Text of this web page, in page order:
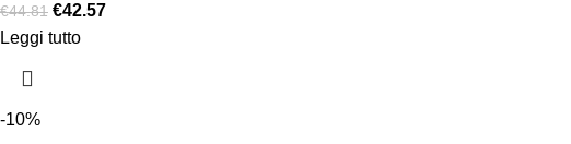
€44.81 €42.57
Leggi tutto
-10%